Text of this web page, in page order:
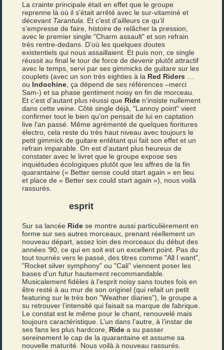
La crainte principale était en effet que le groupe
reprenne là où il s’était arrêté avec le sur-vitaminé et
décevant Tarantula . Et c’est d’ailleurs ce qu’il
s’empresse de faire, histoire de relâcher la pression,
avec le premier single "Charm assault" et son refrain
très rentre-dedans. D’où les quelques doutes
existentiels qui nous assaillaient. Et puis non, ce single
réussit au final le tour de force de devenir plutôt attractif
avec le temps, servi par ses gimmicks de guitare sur les
couplets (avec un son très eighties à la Red Riders
ou Indochine , ça dépend de ses références –merci
Sam-) et sa phase gentiment noisy en fin de morceau.
Et c’est d’autant plus réussi que Ride n’insiste nullement
dans cette veine. Côté single déjà, "Lannoy point" vient
confirmer tout le bien qu’on pensait de lui en captation
live l’an passé. Même agrémenté de quelques fioritures
électro, cela reste du très haut niveau avec toujours le
petit gimmick de guitare entêtant qui fait son effet et un
refrain imparable. On est d’autant plus heureux de
constater avec le livret que le groupe expose ses
inquiétudes écologiques plutôt que les affres de la fin
quarantaine (« Better sense could start again » en lieu
et place de « Better sex could start again »), nous voilà
rassurés.
esprit
Sur sa lancée Ride se montre aussi particulièrement en
forme sur ses autres morceaux, prenant réellement un
nouveau départ, assez loin des morceaux du début des
années ’90, ce qui en soit est un excellent point. Pas du
tout tournés vers le passé, des titres comme "All I want",
"Rocket silver symphony" ou "Cali" viennent poser les
bases d’un futur hautement recommandable.
Musicalement fidèles à l’esprit noisy sans toutes fois en
être resté à au mur de son originel (qui refait un petit
featuring sur le très bon "Weather diaries"), le groupe a
su retrouver l’intensité qui faisait sa marque de fabrique.
Le constat est le même pour le chant, renouvelé mais
toujours caractéristique. L’un dans l’autre, à l’instar de
ses fans les plus hardcore, Ride a su passer
sereinement le cap de la quarantaine et assume sa
nouvelle maturité. Nous voilà à nouveau rassurés.